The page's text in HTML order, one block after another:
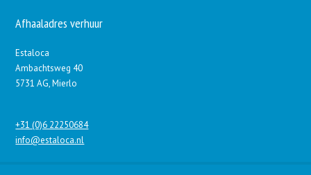
Afhaaladres verhuur
Estaloca
Ambachtsweg 40
5731 AG, Mierlo
+31 (0)6 22250684
info@estaloca.nl